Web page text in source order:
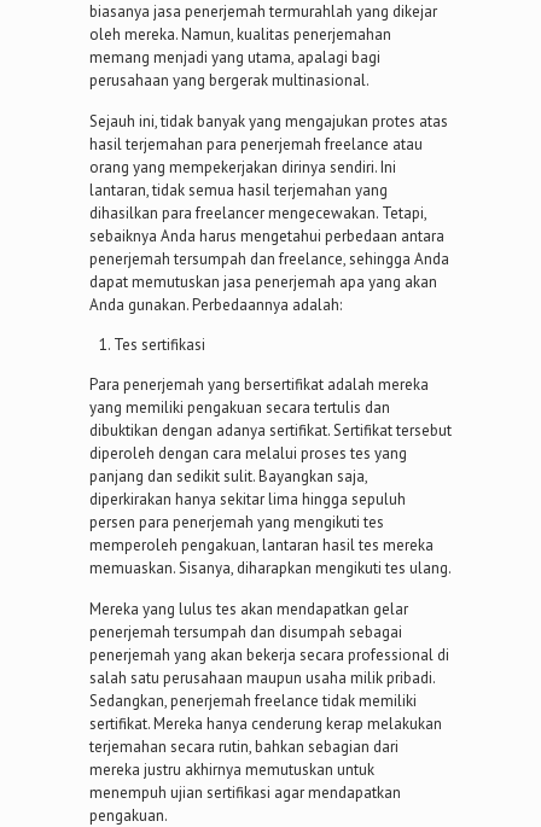
biasanya jasa penerjemah termurahlah yang dikejar
oleh mereka. Namun, kualitas penerjemahan
memang menjadi yang utama, apalagi bagi
perusahaan yang bergerak multinasional.
Sejauh ini, tidak banyak yang mengajukan protes atas
hasil terjemahan para penerjemah freelance atau
orang yang mempekerjakan dirinya sendiri. Ini
lantaran, tidak semua hasil terjemahan yang
dihasilkan para freelancer mengecewakan. Tetapi,
sebaiknya Anda harus mengetahui perbedaan antara
penerjemah tersumpah dan freelance, sehingga Anda
dapat memutuskan jasa penerjemah apa yang akan
Anda gunakan. Perbedaannya adalah:
Tes sertifikasi
Para penerjemah yang bersertifikat adalah mereka
yang memiliki pengakuan secara tertulis dan
dibuktikan dengan adanya sertifikat. Sertifikat tersebut
diperoleh dengan cara melalui proses tes yang
panjang dan sedikit sulit. Bayangkan saja,
diperkirakan hanya sekitar lima hingga sepuluh
persen para penerjemah yang mengikuti tes
memperoleh pengakuan, lantaran hasil tes mereka
memuaskan. Sisanya, diharapkan mengikuti tes ulang.
Mereka yang lulus tes akan mendapatkan gelar
penerjemah tersumpah dan disumpah sebagai
penerjemah yang akan bekerja secara professional di
salah satu perusahaan maupun usaha milik pribadi.
Sedangkan, penerjemah freelance tidak memiliki
sertifikat. Mereka hanya cenderung kerap melakukan
terjemahan secara rutin, bahkan sebagian dari
mereka justru akhirnya memutuskan untuk
menempuh ujian sertifikasi agar mendapatkan
pengakuan.